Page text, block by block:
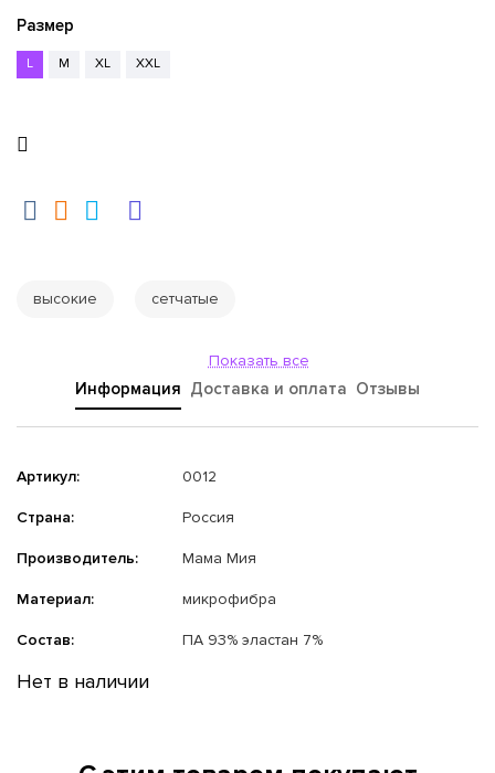
Размер
L M XL XXL
высокие сетчатые
Показать все
Информация Доставка и оплата Отзывы
Артикул: 0012
Страна: Россия
Производитель: Мама Мия
Материал: микрофибра
Состав: ПА 93% эластан 7%
Нет в наличии